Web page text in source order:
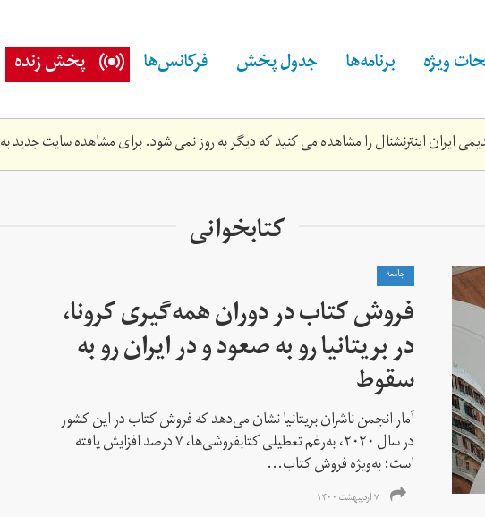
ویژه برنامه‌ها جدول پخش فرکانس‌ها پخش زنده
ایران اینترنشنال را مشاهده می کنید که دیگر به روز نمی شود. برای مشاهده سایت جدید به
کتابخوانی
جامعه
فروش کتاب در دوران همه‌گیری کرونا،
در بریتانیا رو به صعود و در ایران رو به
سقوط
آمار انجمن ناشران بریتانیا نشان می‌دهد که فروش کتاب در این کشور
در سال ۲۰۲۰، به‌رغم تعطیلی کتابفروشی‌ها، ۷ درصد افزایش یافته
است؛ به‌ویژه فروش کتاب‌...
۷ اردیبهشت ۱۴۰۰